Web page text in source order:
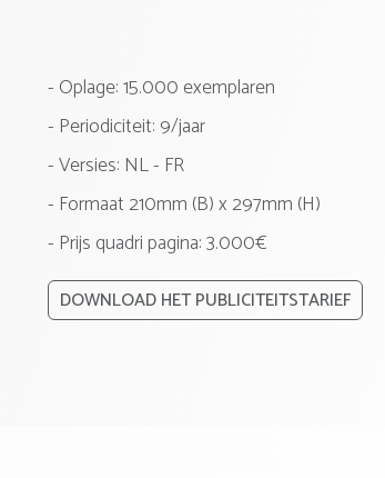
- Oplage: 15.000 exemplaren
- Periodiciteit: 9/jaar
- Versies: NL FR
- Formaat 210mm (B) x 297mm (H)
- Prijs quadri pagina: 3.000€
DOWNLOAD HET PUBLICITEITSTARIEF